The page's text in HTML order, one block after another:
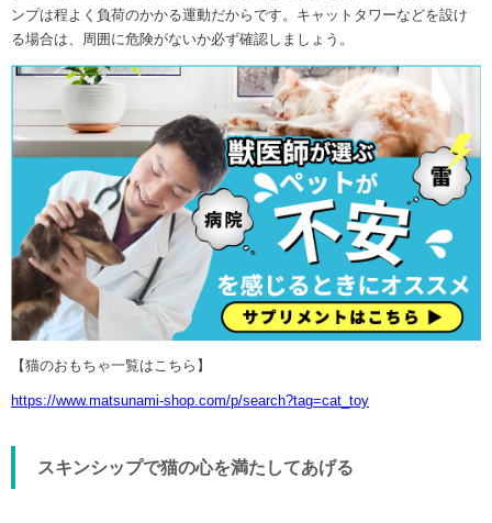
ンプは程よく負荷のかかる運動だからです。キャットタワーなどを設け
る場合は、周囲に危険がないか必ず確認しましょう。
【猫のおもちゃ一覧はこちら】
https://www.matsunami-shop.com/p/search?tag=cat_toy
スキンシップで猫の心を満たしてあげる